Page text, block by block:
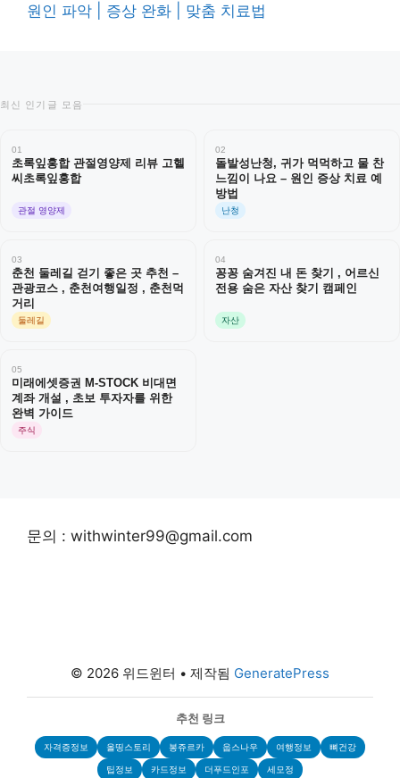
원인 파악 | 증상 완화 | 맞춤 치료법
최신 인기글 모음
01
초록잎홍합 관절영양제 리뷰 고헬
씨초록잎홍합
관절 영양제
02
돌발성난청, 귀가 먹먹하고 물 찬
느낌이 나요 – 원인 증상 치료 예
방법
난청
03
춘천 둘레길 걷기 좋은 곳 추천 –
관광코스 , 춘천여행일정 , 춘천먹
거리
둘레길
04
꽁꽁 숨겨진 내 돈 찾기 , 어르신
전용 숨은 자산 찾기 캠페인
자산
05
미래에셋증권 M-STOCK 비대면
계좌 개설 , 초보 투자자를 위한
완벽 가이드
주식
문의 : withwinter99@gmail.com
© 2026 위드윈터 • 제작됨 GeneratePress
추천 링크
자격증정보 올띵스토리 봉쥬르카 웁스나우 여행정보 뼈건강
팁정보 카드정보 더푸드인포 세모정